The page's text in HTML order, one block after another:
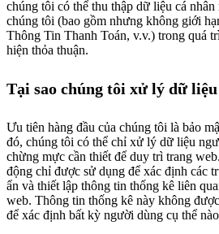
chúng tôi có thể thu thập dữ liệu cá nhân
chúng tôi (bao gồm nhưng không giới
Thông Tin Thanh Toán, v.v.) trong quá
hiện thỏa thuận.
Tại sao chúng tôi xử lý dữ liệu
Ưu tiên hàng đầu của chúng tôi là bảo
đó, chúng tôi có thể chỉ xử lý dữ liệu
chừng mực cần thiết để duy trì trang
động chỉ được sử dụng để xác định các
ẩn và thiết lập thông tin thống kê liên
web. Thông tin thống kê này không
để xác định bất kỳ người dùng cụ thể